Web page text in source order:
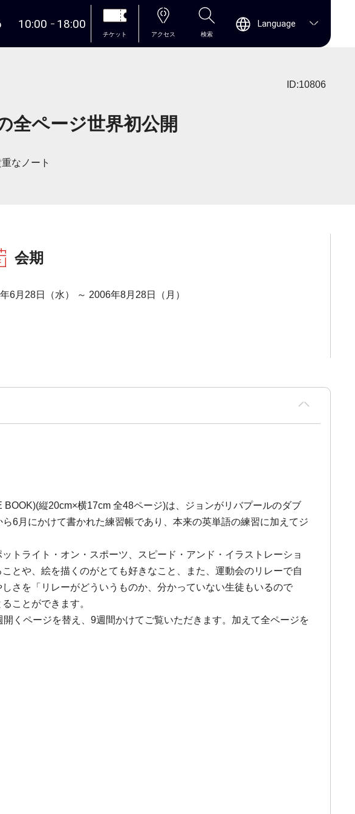
10:00 18:00
チケット アクセス 検索
Language
ID:10806
全ページ世界初公開
なノート
会期
6月28日（水） ～ 2006年8月28日（月）
縦20cm×横17cm 全48ページ)は、ジョンがリバプールのダブ
6月にかけて書かれた練習帳であり、本来の英単語の練習に加えてジ
トライト・オン・スポーツ、スピード・アンド・イラストレーショ
とや、絵を描くのがとても好きなこと、また、運動会のリレーで自
さを「リレーがどういうものか、分かっていない生徒もいるので
ことができます。
くページを替え、9週間かけてご覧いただきます。加えて全ページを